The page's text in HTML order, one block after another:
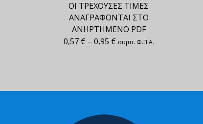
ΟΙ ΤΡΕΧΟΥΣΕΣ ΤΙΜΕΣ
ΑΝΑΓΡΑΦΟΝΤΑΙ ΣΤΟ
ΑΝΗΡΤΗΜΕΝΟ PDF
0,57 € – 0,95 € συμπ. Φ.Π.Α.